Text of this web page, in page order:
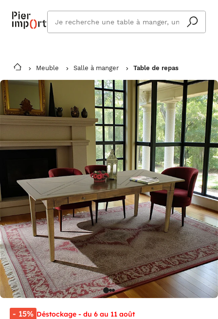
cherchez
vous ?
Meuble Salle à manger Table de repas
- 15% Déstockage - du 6 au 11 août